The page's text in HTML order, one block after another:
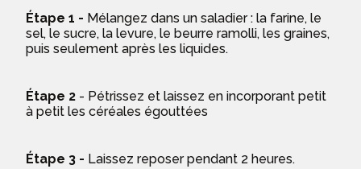
Étape 1 - Mélangez dans un saladier : la farine, le
sel, le sucre, la levure, le beurre ramolli, les graines,
puis seulement après les liquides.
Étape 2 - Pétrissez et laissez en incorporant petit
à petit les céréales égouttées
Étape 3 - Laissez reposer pendant 2 heures.